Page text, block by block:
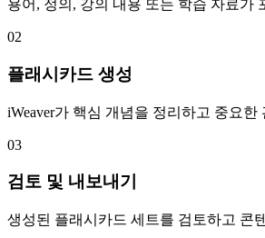
용어, 정의, 강의 내용 또는 학습 자료가
02
플래시카드 생성
iWeaver가 핵심 개념을 정리하고 중요
03
검토 및 내보내기
생성된 플래시카드 세트를 검토하고 콘